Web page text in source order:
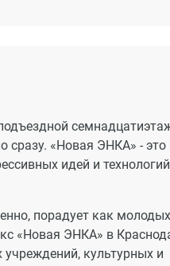
сразу. «Новая ЭНКА» - это
идей и
порадует как молодых
«Новая ЭНКА» в
культурных и